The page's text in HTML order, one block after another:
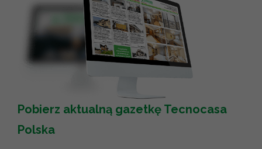
Pobierz aktualną gazetkę Tecnocasa
Polska